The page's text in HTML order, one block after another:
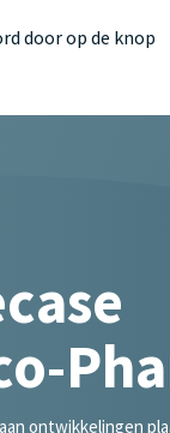
portfolio
ontwikkelingen
door op de knop